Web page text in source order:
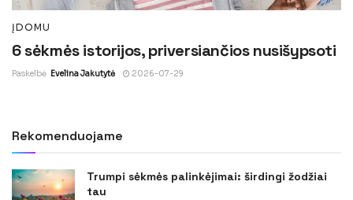
ĮDOMU
6 sėkmės istorijos, priversiančios nusišypsoti
Paskelbė Evelina Jakutytė 2026-07-29
Rekomenduojame
Trumpi sėkmės palinkėjimai: širdingi žodžiai
tau